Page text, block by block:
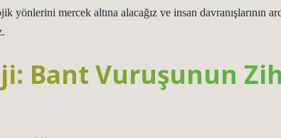
yönlerini mercek altına alacağız ve insan davranışlarının
Bant Vuruşunun